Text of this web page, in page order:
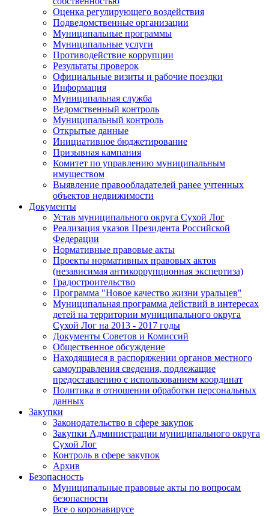
Оценка регулирующего воздействия
Подведомственные организации
Муниципальные программы
Муниципальные услуги
Противодействие коррупции
Результаты проверок
Официальные визиты и рабочие поездки
Информация
Муниципальная служба
Ведомственный контроль
Муниципальный контроль
Открытые данные
Инициативное бюджетирование
Призывная кампания
Комитет по управлению муниципальным
имуществом
Выявление правообладателей ранее учтенных
объектов недвижимости
Документы
Устав муниципального округа Сухой Лог
Реализация указов Президента Российской
Федерации
Нормативные правовые акты
Проекты нормативных правовых актов
(независимая антикоррупционная экспертиза)
Градостроительство
Программа "Новое качество жизни уральцев"
Муниципальная программа действий в интересах
детей на территории муниципального округа
Сухой Лог на 2013 - 2017 годы
Документы Советов и Комиссий
Общественное обсуждение
Находящиеся в распоряжении органов местного
самоуправления сведения, подлежащие
предоставлению с использованием координат
Политика в отношении обработки персональных
данных
Закупки
Законодательство в сфере закупок
Закупки Администрации муниципального округа
Сухой Лог
Контроль в сфере закупок
Архив
Безопасность
Муниципальные правовые акты по вопросам
безопасности
Все о коронавирусе